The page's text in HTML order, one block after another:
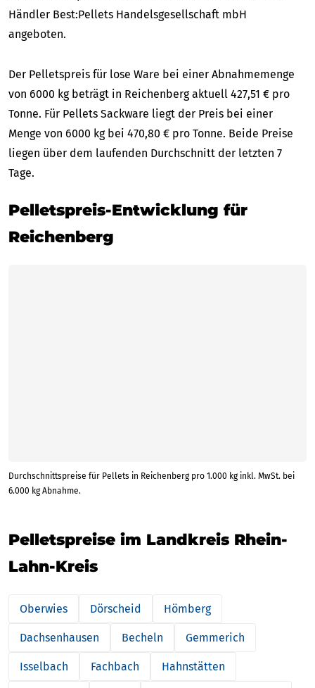
Händler Best:Pellets Handelsgesellschaft mbH
angeboten.
Der Pelletspreis für lose Ware bei einer Abnahmemenge
von 6000 kg beträgt in Reichenberg aktuell 427,51 € pro
Tonne. Für Pellets Sackware liegt der Preis bei einer
Menge von 6000 kg bei 470,80 € pro Tonne. Beide Preise
liegen über dem laufenden Durchschnitt der letzten 7
Tage.
Pelletspreis-Entwicklung für
Reichenberg
Durchschnittspreise für Pellets in Reichenberg pro 1.000 kg inkl. MwSt. bei
6.000 kg Abnahme.
Pelletspreise im Landkreis Rhein-
Lahn-Kreis
Oberwies Dörscheid Hömberg
Dachsenhausen Becheln Gemmerich
Isselbach Fachbach Hahnstätten